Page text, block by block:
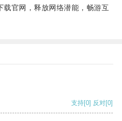
官网，释放网络潜能，畅游互
支持[0] 反对[0]